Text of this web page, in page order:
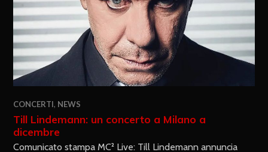
CONCERTI, NEWS
Till Lindemann: un concerto a Milano a
dicembre
Comunicato stampa MC² Live: Till Lindemann annuncia